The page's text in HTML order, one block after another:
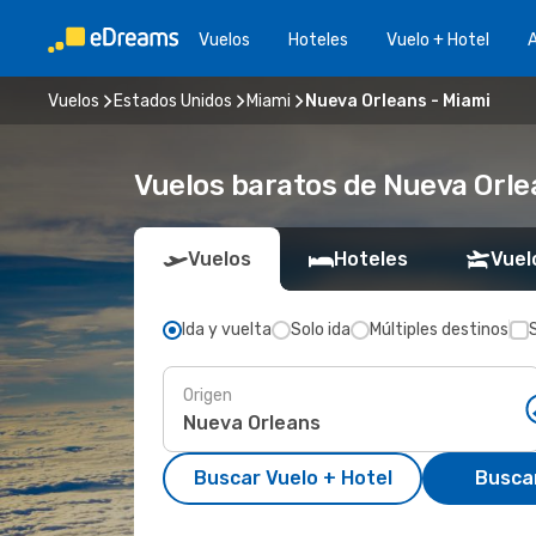
Vuelos Hoteles Vuelo + Hotel
Vuelos Estados Unidos Miami Nueva Orleans - Miami
Vuelos baratos de Nueva
Vuelos Hoteles
Ida y vuelta Solo ida Múltiples destinos
Origen
Buscar Vuelo + Hotel